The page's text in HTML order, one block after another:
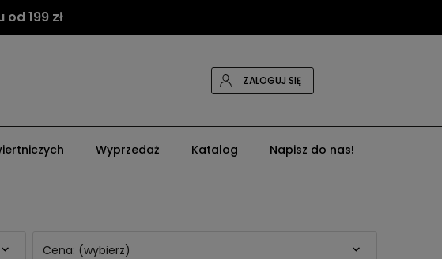
199 zł
ZALOGUJ SIĘ
Wyprzedaż Katalog Napisz do nas!
Cena: (wybierz)